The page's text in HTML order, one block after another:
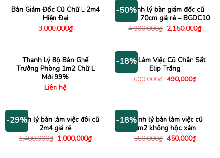
590,000₫.
Bàn Giám Đốc Cũ Chữ L 2m4
Hiện Đại
3,000,000₫
-50%
Thanh lý bàn giám đốc cũ
1m4 x 70cm giá rẻ – BGDC10
4,300,000₫ Giá
gốc
2,150,000₫Giá
hiện
Thanh Lý Bộ Bàn Ghế
Trưởng Phòng 1m2 Chữ L
Mới 99%
Liên hệ
-18%
Bàn Làm Việc Cũ Chân Sắt
Elip Trắng
600,000₫ Giá
490,000₫Giá
hiện
-29%
Thanh lý bàn làm việc đôi cũ
2m4 giá rẻ
1,400,000₫ Giá
gốc
1,000,000₫Giá
hiện
-18%Thanh lý bàn làm việc cũ
1m2 không hộc xám
550,000₫ Giá
450,000₫Giá
hiện